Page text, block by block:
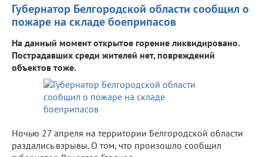
Губернатор Белгородской области сообщил о
пожаре на складе боеприпасов
На данный момент открытое горение ликвидировано.
Пострадавших среди жителей нет, повреждений
объектов тоже.
Ночью 27 апреля на территории Белгородской области
раздались взрывы. О том, что произошло сообщил